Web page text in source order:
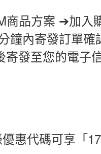
商品方案 ➔加入
鐘內寄發訂單確
寄發至您的電子
惠代碼可享「